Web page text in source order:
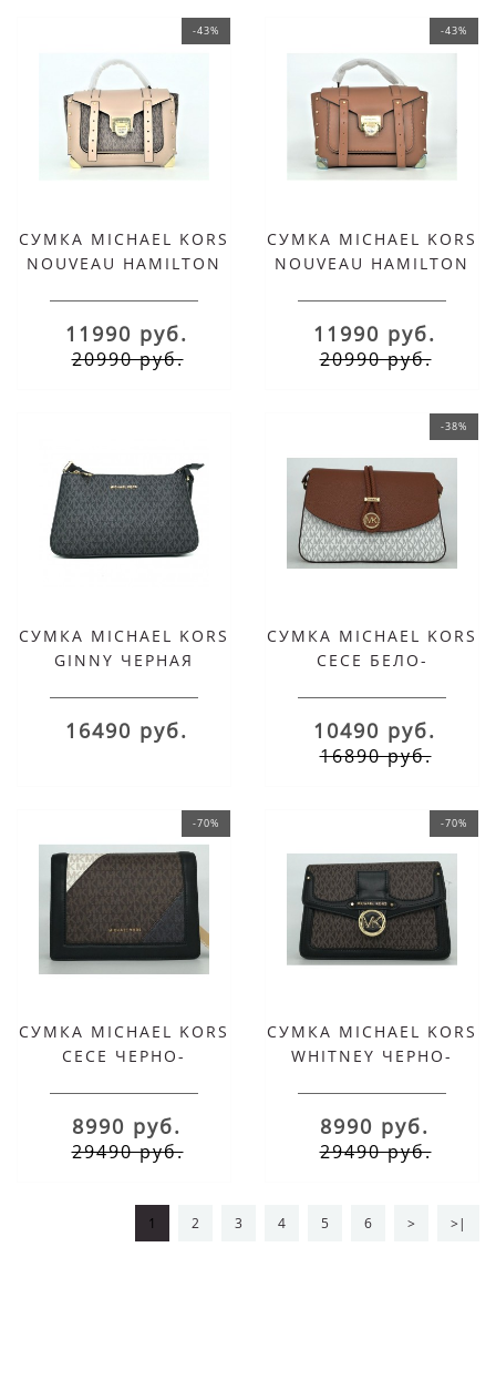
-43%
СУМКА MICHAEL KORS
NOUVEAU HAMILTON
11990 руб.
20990 руб.
-43%
СУМКА MICHAEL KORS
NOUVEAU HAMILTON
11990 руб.
20990 руб.
СУМКА MICHAEL KORS
GINNY ЧЕРНАЯ
16490 руб.
-38%
СУМКА MICHAEL KORS
CECE БЕЛО-
10490 руб.
16890 руб.
-70%
СУМКА MICHAEL KORS
CECE ЧЕРНО-
8990 руб.
29490 руб.
-70%
СУМКА MICHAEL KORS
WHITNEY ЧЕРНО-
8990 руб.
29490 руб.
1 2 3 4 5 6 > >|